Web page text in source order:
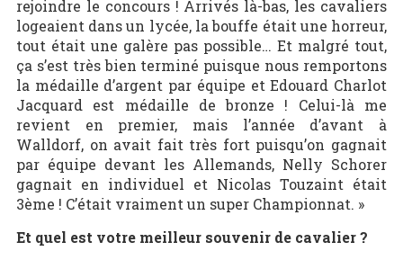
rejoindre le concours ! Arrivés là-bas, les cavaliers
logeaient dans un lycée, la bouffe était une horreur,
tout était une galère pas possible… Et malgré tout,
ça s’est très bien terminé puisque nous remportons
la médaille d’argent par équipe et Edouard Charlot
Jacquard est médaille de bronze ! Celui-là me
revient en premier, mais l’année d’avant à
Walldorf, on avait fait très fort puisqu’on gagnait
par équipe devant les Allemands, Nelly Schorer
gagnait en individuel et Nicolas Touzaint était
3ème ! C’était vraiment un super Championnat. »
Et quel est votre meilleur souvenir de cavalier ?